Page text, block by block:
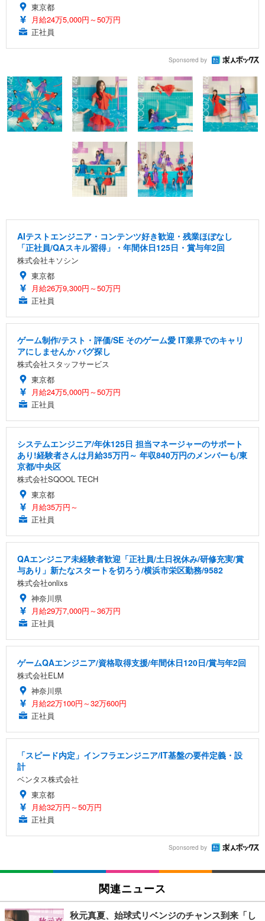
東京都
月給24万5,000円～50万円
正社員
Sponsored by
AIテストエンジニア・コンテンツ好き歓迎・残業ほぼなし
「正社員/QAスキル習得」・年間休日125日・賞与年2回
株式会社キソシン
東京都
月給26万9,300円～50万円
正社員
ゲーム制作/テスト・評価/SE そのゲーム愛 IT業界でのキャリ
アにしませんか バグ探し
株式会社スタッフサービス
東京都
月給24万5,000円～50万円
正社員
システムエンジニア/年休125日 担当マネージャーのサポート
あり!経験者さんは月給35万円～ 年収840万円のメンバーも/東
京都/中央区
株式会社SQOOL TECH
東京都
月給35万円～
正社員
QAエンジニア未経験者歓迎「正社員/土日祝休み/研修充実/賞
与あり」新たなスタートを切ろう/横浜市栄区勤務/9582
株式会社onlixs
神奈川県
月給29万7,000円～36万円
正社員
ゲームQAエンジニア/資格取得支援/年間休日120日/賞与年2回
株式会社ELM
神奈川県
月給22万100円～32万600円
正社員
「スピード内定」インフラエンジニア/IT基盤の要件定義・設
計
ベンタス株式会社
東京都
月給32万円～50万円
正社員
Sponsored by
関連ニュース
秋元真夏、始球式リベンジのチャンス到来「し